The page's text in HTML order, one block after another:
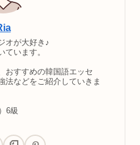
オが大好き♪
ています。
おすすめの韓国語エッセ
法などをご紹介していきま
6級